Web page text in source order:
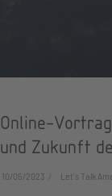
Online-
und Zukunft
10/05/2023 Let's Talk